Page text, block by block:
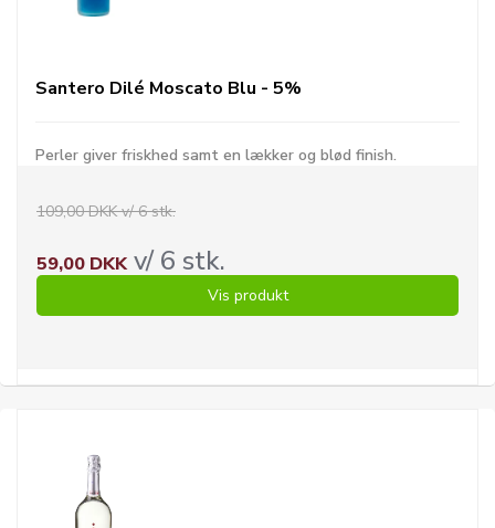
Santero Dilé Moscato Blu - 5%
Perler giver friskhed samt en lækker og blød finish.
109,00 DKK v/ 6 stk.
59,00 DKKv/ 6 stk.
Vis produkt